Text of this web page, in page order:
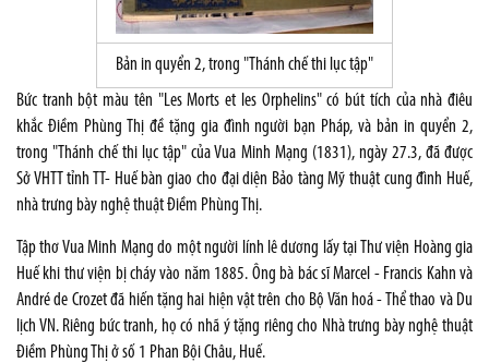
Bản in quyển 2, trong "Thánh chế thi lục tập"
Bức tranh bột màu tên "Les Morts et les Orphelins" có bút tích của nhà điêu
khắc Điềm Phùng Thị đề tặng gia đình người bạn Pháp, và bản in quyển 2,
trong "Thánh chế thi lục tập" của Vua Minh Mạng (1831), ngày 27.3, đã được
Sở VHTT tỉnh TT- Huế bàn giao cho đại diện Bảo tàng Mỹ thuật cung đình Huế,
nhà trưng bày nghệ thuật Điềm Phùng Thị.
Tập thơ Vua Minh Mạng do một người lính lê dương lấy tại Thư viện Hoàng gia
Huế khi thư viện bị cháy vào năm 1885. Ông bà bác sĩ Marcel - Francis Kahn và
André de Crozet đã hiến tặng hai hiện vật trên cho Bộ Văn hoá - Thể thao và Du
lịch VN. Riêng bức tranh, họ có nhã ý tặng riêng cho Nhà trưng bày nghệ thuật
Điềm Phùng Thị ở số 1 Phan Bội Châu, Huế.